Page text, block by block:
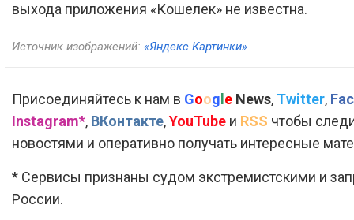
выхода приложения «Кошелек» не известна.
Источник изображений: «Яндекс Картинки»
Присоединяйтесь к нам в Goog e News, Twitter,
Instagram*, ВКонтакте,YouTube и RSS чтобы
новостями и оперативно получать интересные
* Сервисы признаны судом экстремистскими и
России.